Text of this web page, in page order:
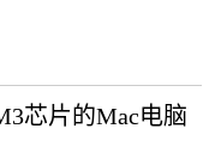
芯片的Mac电脑